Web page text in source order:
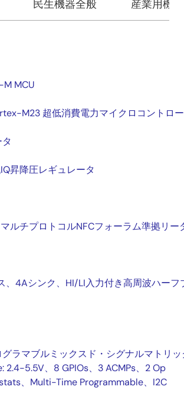
民生機器全般 産業用機器
MCU
M23 超低消費電力マイクロコントロ
昇降圧レギュレータ
ルチプロトコルNFCフォーラム準拠リー
、4Aシンク、HI/LI入力付き高周波ハーフ
グラマブルミックスド・シグナルマトリッ
2.4-5.5V、8 GPIOs、3 ACMPs、2 Op
、Multi-Time Programmable、I2C